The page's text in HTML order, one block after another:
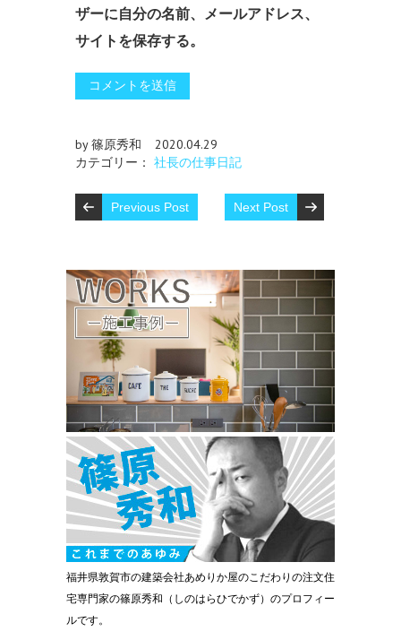
ザーに自分の名前、メールアドレス、
サイトを保存する。
by 篠原秀和
2020.04.29
カテゴリー： 社長の仕事日記
Previous Post Next Post
福井県敦賀市の建築会社あめりか屋のこだわりの注文住
宅専門家の篠原秀和（しのはらひでかず）のプロフィー
ルです。